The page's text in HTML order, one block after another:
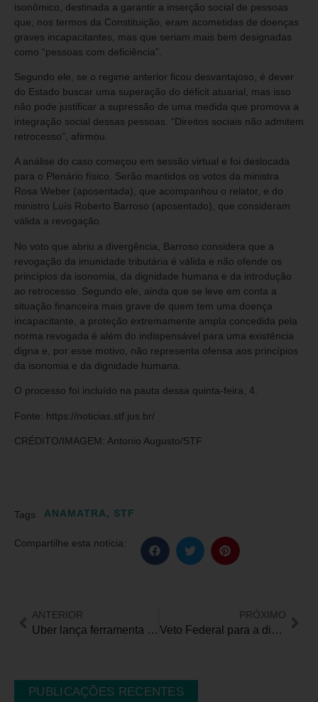
isonômico, destinada a garantir a inserção social de pessoas
que, nos termos da Constituição, eram acometidas de doenças
graves incapacitantes, mas que seriam mais bem designadas
como “pessoas com deficiência”.
Segundo ele, se o regime anterior ficou desvantajoso, é dever
do Estado buscar uma superação do déficit atuarial, mas isso
não pode justificar a supressão de uma medida que promova a
integração social dessas pessoas. “Direitos sociais não admitem
retrocesso”, afirmou.
A análise do caso começou em sessão virtual e foi deslocada
para o Plenário físico. Serão mantidos os votos da ministra
Rosa Weber (aposentada), que acompanhou o relator, e do
ministro Luís Roberto Barroso (aposentado), que consideram
válida a revogação.
No voto que abriu a divergência, Barroso considera que a
revogação da imunidade tributária é válida e não ofende os
princípios da isonomia, da dignidade humana e da introdução
ao retrocesso. Segundo ele, ainda que se leve em conta a
situação financeira mais grave de quem tem uma doença
incapacitante, a proteção extremamente ampla concedida pela
norma revogada é além do indispensável para uma existência
digna e, por esse motivo, não representa ofensa aos princípios
da isonomia e da dignidade humana.
O processo foi incluído na pauta dessa quinta-feira, 4.
Fonte: https://noticias.stf.jus.br/
CRÉDITO/IMAGEM: Antonio Augusto/STF
Tags ANAMATRA, STF
Compartilhe esta notícia:
ANTERIOR
Uber lança ferramenta de autoidentificação para usuários com cão-guia
PRÓXIMO
Veto Federal para a distribuição de cordões com desenhos de girassóis reflete decisões sobre “o custo da exclusão”
PUBLICAÇÕES RECENTES